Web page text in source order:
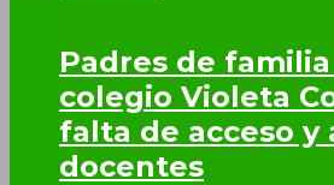
Padres de
colegio Violeta
falta de acceso y
docentes